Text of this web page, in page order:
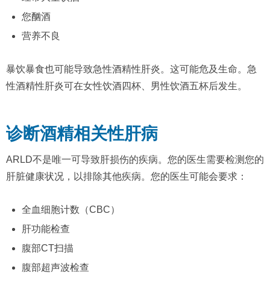
您酗酒
营养不良
暴饮暴食也可能导致急性酒精性肝炎。这可能危及生命。急
性酒精性肝炎可在女性饮酒四杯、男性饮酒五杯后发生。
诊断酒精相关性肝病
ARLD不是唯一可导致肝损伤的疾病。您的医生需要检测您的
肝脏健康状况，以排除其他疾病。您的医生可能会要求：
全血细胞计数（CBC）
肝功能检查
腹部CT扫描
腹部超声波检查